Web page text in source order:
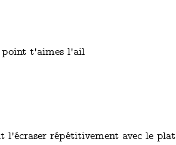
point t'aimes l'ail
l'écraser répétitivement avec le plat